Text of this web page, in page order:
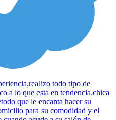
todo tipo de
a lo que esta en tendencia.chica
que le encanta hacer su
para su comodidad y el